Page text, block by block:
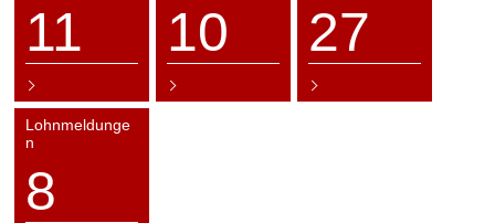
11 10 27
Lohnmeldunge
n
8